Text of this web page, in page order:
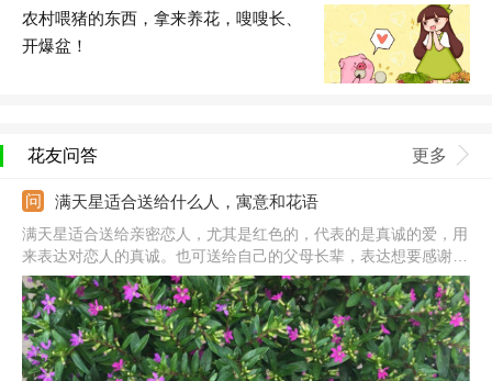
农村喂猪的东西，拿来养花，嗖嗖长、
开爆盆！
花友问答 更多
满天星适合送给什么人，寓意和花语
满天星适合送给亲密恋人，尤其是红色的，代表的是真诚的爱，用
来表达对恋人的真诚。也可送给自己的父母长辈，表达想要感谢对
方长时间的照顾。还可送给朋友同学，表达的是对逝去的青春的怀
念。此外，送给暗恋的人也不错，表达不敢倾诉的默默的爱。注意
它的花色朵，花色不同代表的意思不同，送人前要清楚每种颜色的
意思。